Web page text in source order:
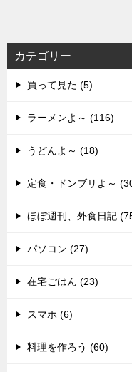
カテゴリー
買って見た (5)
ラーメンよ～ (116)
うどんよ～ (18)
定食・ドンブリよ～
ほぼ週刊、外食日記
パソコン (27)
在宅ごはん (23)
スマホ (6)
料理を作ろう (60)